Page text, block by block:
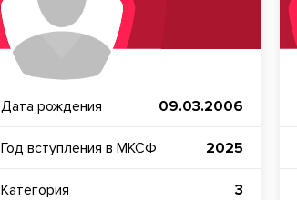
Дата рождения 09.03.2006
Год вступления в МКСФ 2025
Категория 3